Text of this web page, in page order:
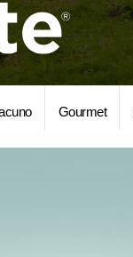
Gourmet